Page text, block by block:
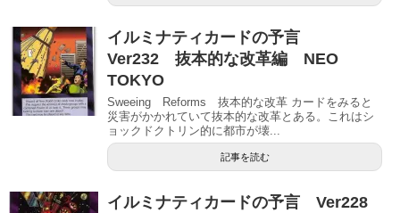
イルミナティカードの予言
Ver232 抜本的な改革編 NEO
TOKYO
Sweeing Reforms 抜本的な改革 カードをみると
災害がかかれていて抜本的な改革とある。これはシ
ョックドクトリン的に都市が壊...
記事を読む
イルミナティカードの予言 Ver228